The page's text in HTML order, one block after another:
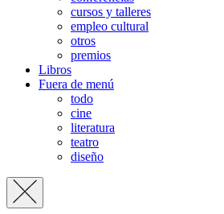
cursos y talleres
empleo cultural
otros
premios
Libros
Fuera de menú
todo
cine
literatura
teatro
diseño